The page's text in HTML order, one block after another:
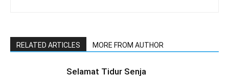
RELATED ARTICLES MORE FROM AUTHOR
Selamat Tidur Senja